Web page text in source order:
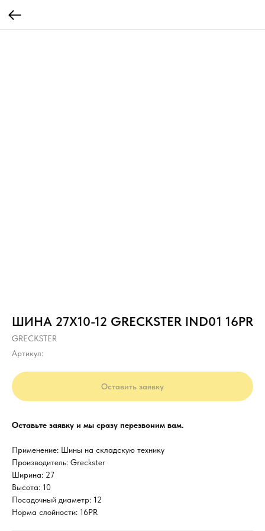
ШИНА 27Х10-12 GRECKSTER IND01 16PR
GRECKSTER
Артикул:
Оставить заявку
Оставьте заявку и мы сразу перезвоним вам.
Применение: Шины на складскую технику
Производитель: Greckster
Ширина: 27
Высота: 10
Посадочный диаметр: 12
Норма слойности: 16PR